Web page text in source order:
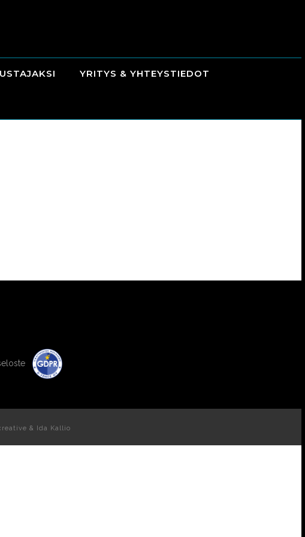
YRITYS & YHTEYSTIEDOT
& Ida Kallio